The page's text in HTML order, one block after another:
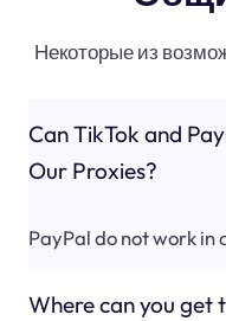
Некоторые из
Can TikTok and
Our Proxies?
PayPal do not work in
Where can you get